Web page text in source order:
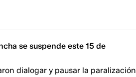
se suspende este 15 de
dialogar y pausar la paralización